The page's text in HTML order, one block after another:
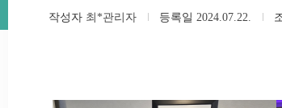
작성자 최*관리자 등록일 2024.07.22.